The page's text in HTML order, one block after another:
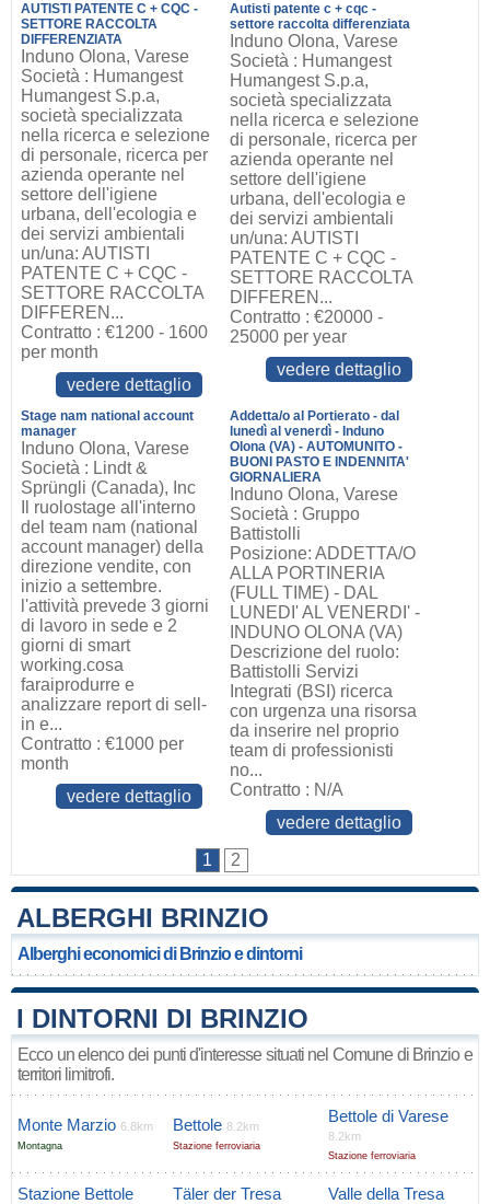
AUTISTI PATENTE C + CQC -
SETTORE RACCOLTA
DIFFERENZIATA
Induno Olona, Varese
Società : Humangest
Humangest S.p.a,
società specializzata
nella ricerca e selezione
di personale, ricerca per
azienda operante nel
settore dell'igiene
urbana, dell'ecologia e
dei servizi ambientali
un/una: AUTISTI
PATENTE C + CQC -
SETTORE RACCOLTA
DIFFEREN...
Contratto : €1200 - 1600
per month
vedere dettaglio
Autisti patente c + cqc -
settore raccolta differenziata
Induno Olona, Varese
Società : Humangest
Humangest S.p.a,
società specializzata
nella ricerca e selezione
di personale, ricerca per
azienda operante nel
settore dell'igiene
urbana, dell'ecologia e
dei servizi ambientali
un/una: AUTISTI
PATENTE C + CQC -
SETTORE RACCOLTA
DIFFEREN...
Contratto : €20000 -
25000 per year
vedere dettaglio
Stage nam national account
manager
Induno Olona, Varese
Società : Lindt &
Sprüngli (Canada), Inc
Il ruolostage all'interno
del team nam (national
account manager) della
direzione vendite, con
inizio a settembre.
l'attività prevede 3 giorni
di lavoro in sede e 2
giorni di smart
working.cosa
faraiprodurre e
analizzare report di sell-
in e...
Contratto : €1000 per
month
vedere dettaglio
Addetta/o al Portierato - dal
lunedì al venerdì - Induno
Olona (VA) - AUTOMUNITO -
BUONI PASTO E INDENNITA'
GIORNALIERA
Induno Olona, Varese
Società : Gruppo
Battistolli
Posizione: ADDETTA/O
ALLA PORTINERIA
(FULL TIME) - DAL
LUNEDI' AL VENERDI' -
INDUNO OLONA (VA)
Descrizione del ruolo:
Battistolli Servizi
Integrati (BSI) ricerca
con urgenza una risorsa
da inserire nel proprio
team di professionisti
no...
Contratto : N/A
vedere dettaglio
1
2
ALBERGHI BRINZIO
Alberghi economici di Brinzio e dintorni
I DINTORNI DI BRINZIO
Ecco un elenco dei punti d'interesse situati nel Comune di Brinzio e
territori limitrofi.
Monte Marzio 6.8km
Montagna
Bettole 8.2km
Stazione ferroviaria
Bettole di Varese
8.2km
Stazione ferroviaria
Stazione Bettole Täler der Tresa Valle della Tresa